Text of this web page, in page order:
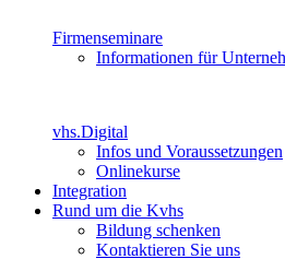
Firmenseminare
Informationen für
vhs.Digital
Infos und Voraussetzungen
Onlinekurse
Integration
Rund um die Kvhs
Bildung schenken
Kontaktieren Sie uns